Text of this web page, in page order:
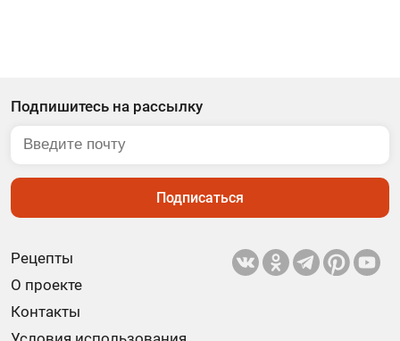
Рецепты
О проекте
Контакты
Подпишитесь на рассылку
Подписаться